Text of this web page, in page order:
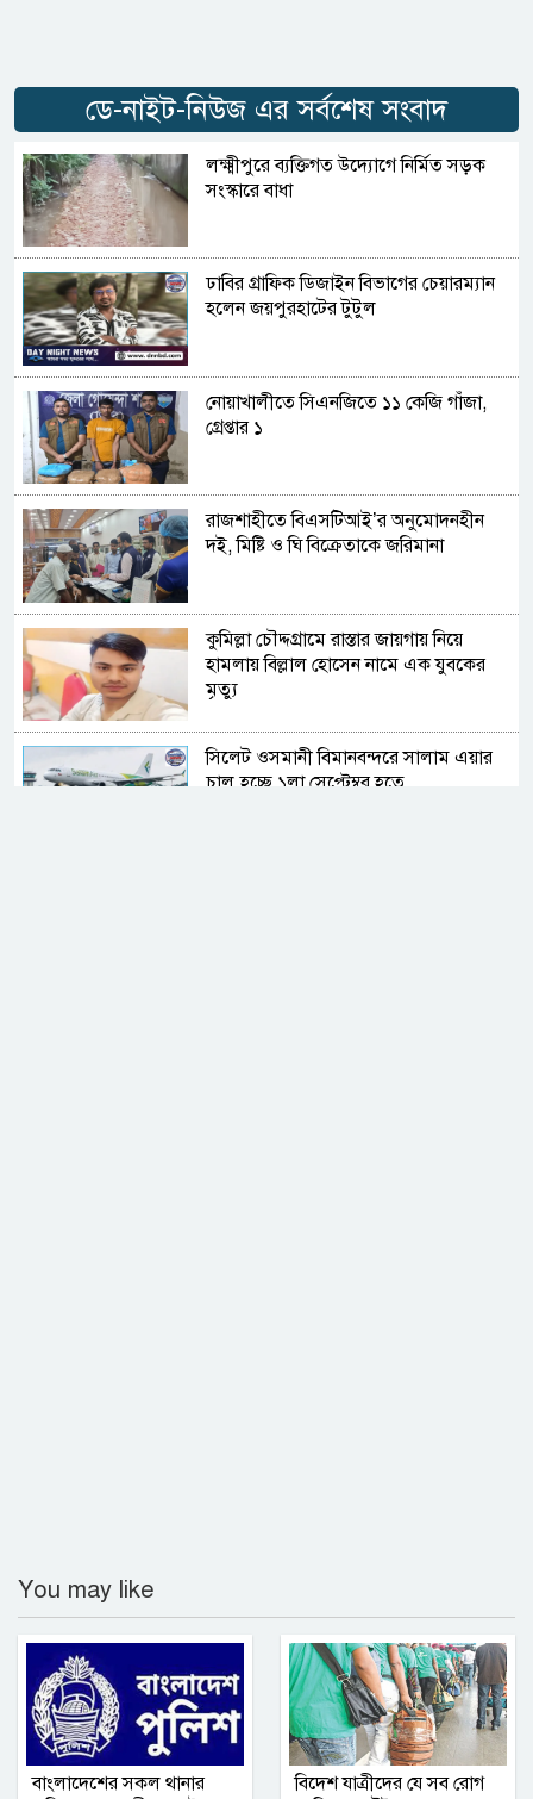
ডে-নাইট-নিউজ এর সর্বশেষ সংবাদ
লক্ষ্মীপুরে ব্যক্তিগত উদ্যোগে নির্মিত সড়ক
সংস্কারে বাধা
ঢাবির গ্রাফিক ডিজাইন বিভাগের চেয়ারম্যান
হলেন জয়পুরহাটের টুটুল
নোয়াখালীতে সিএনজিতে ১১ কেজি গাঁজা,
গ্রেপ্তার ১
রাজশাহীতে বিএসটিআই’র অনুমোদনহীন
দই, মিষ্টি ও ঘি বিক্রেতাকে জরিমানা
কুমিল্লা চৌদ্দগ্রামে রাস্তার জায়গায় নিয়ে
হামলায় বিল্লাল হোসেন নামে এক যুবকের
মৃত্যু
সিলেট ওসমানী বিমানবন্দরে সালাম এয়ার
চালু হচ্ছে ১লা সেপ্টেম্বর হতে
You may like
বাংলাদেশের সকল থানার
বিদেশ যাত্রীদের যে সব রোগ